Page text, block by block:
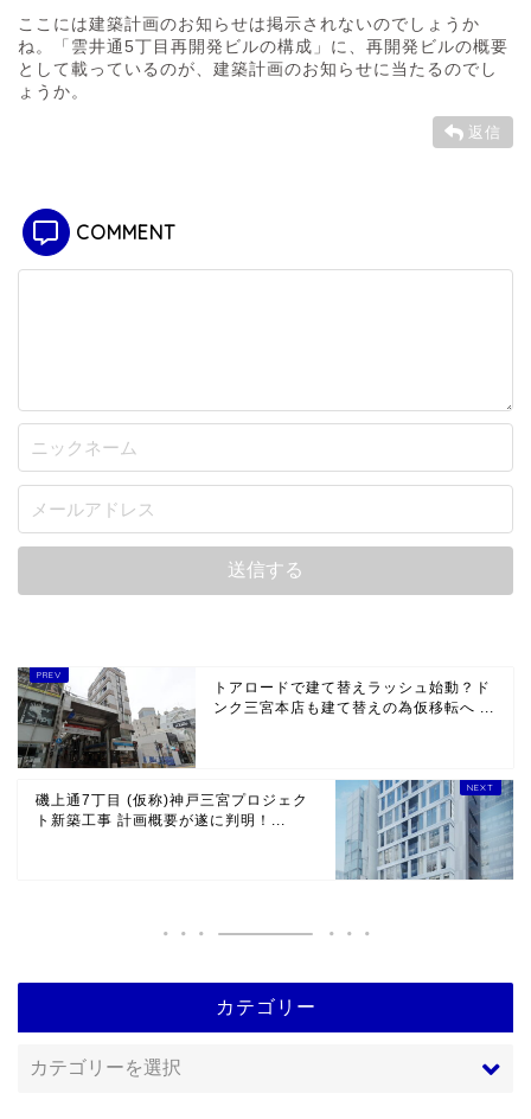
ここには建築計画のお知らせは掲示されないのでしょうか
ね。「雲井通5丁目再開発ビルの構成」に、再開発ビルの概要
として載っているのが、建築計画のお知らせに当たるのでし
ょうか。
返信
COMMENT
トアロードで建て替えラッシュ始動？ド
ンク三宮本店も建て替えの為仮移転へ ...
磯上通7丁目 (仮称)神戸三宮プロジェク
ト新築工事 計画概要が遂に判明！...
カテゴリー